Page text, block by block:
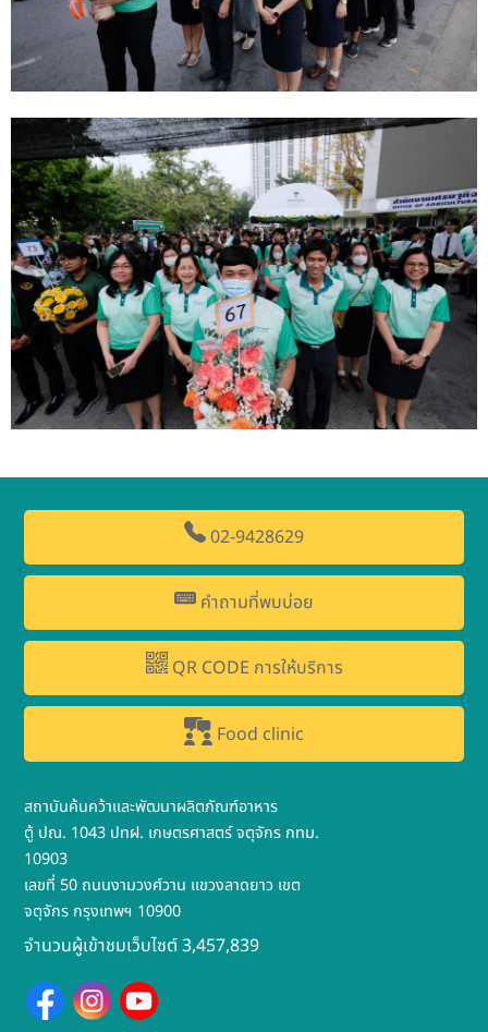
02-9428629
คำถามที่พบบ่อย
QR CODE การให้บริการ
Food clinic
สถาบันค้นคว้าและพัฒนาผลิตภัณฑ์อาหาร
ตู้ ปณ. 1043 ปทฝ. เกษตรศาสตร์ จตุจักร กทม.
10903
เลขที่ 50 ถนนงามวงศ์วาน แขวงลาดยาว เขต
จตุจักร กรุงเทพฯ 10900
จำนวนผู้เข้าชมเว็บไซต์ 3,457,839